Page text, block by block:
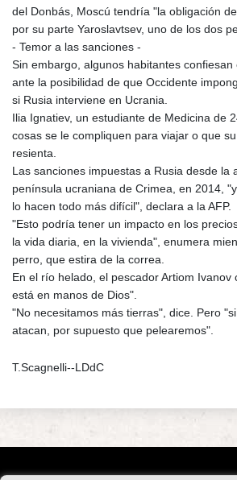
del Donbás, Moscú tendría "la obligación
por su parte Yaroslavtsev, uno de los dos
- Temor a las sanciones -
Sin embargo, algunos habitantes
ante la posibilidad de que Occidente
si Rusia interviene en Ucrania.
Ilia Ignatiev, un estudiante de Medicina de
cosas se le compliquen para viajar o que
resienta.
Las sanciones impuestas a Rusia desde la
península ucraniana de Crimea, en 2014,
lo hacen todo más difícil", declara a la AFP.
"Esto podría tener un impacto en los
la vida diaria, en la vivienda", enumera
perro, que estira de la correa.
En el río helado, el pescador Artiom Ivanov
está en manos de Dios".
"No necesitamos más tierras", dice. Pero
atacan, por supuesto que pelearemos".
T.Scagnelli--LDdC